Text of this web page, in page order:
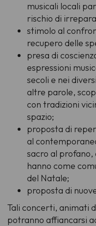
musicali locali
rischio di
stimolo al
recupero delle
presa di
espressioni
secoli e nei
altre parole,
con tradizioni
spazio;
proposta di
al
sacro al profano,
hanno come
del Natale;
proposta di
Tali concerti, animati
potranno affiancarsi